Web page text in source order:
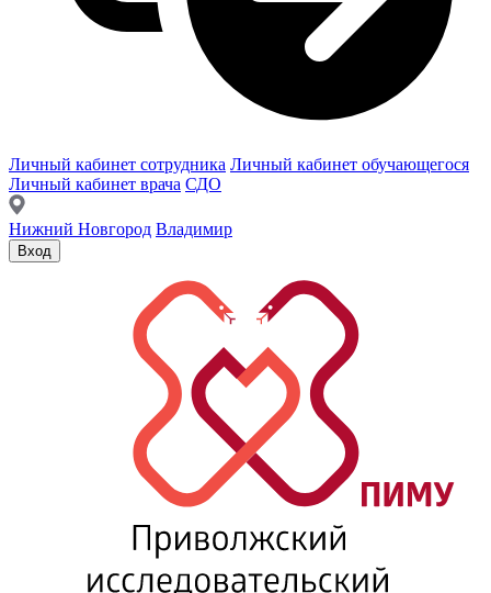
Личный кабинет сотрудника Личный кабинет обучающегося
Личный кабинет врача СДО
Нижний Новгород Владимир
Вход